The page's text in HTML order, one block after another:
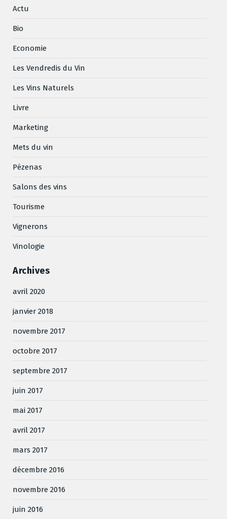
Actu
Bio
Economie
Les Vendredis du Vin
Les Vins Naturels
Livre
Marketing
Mets du vin
Pézenas
Salons des vins
Tourisme
Vignerons
Vinologie
Archives
avril 2020
janvier 2018
novembre 2017
octobre 2017
septembre 2017
juin 2017
mai 2017
avril 2017
mars 2017
décembre 2016
novembre 2016
juin 2016